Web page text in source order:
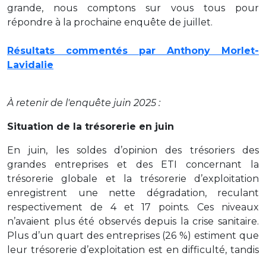
grande, nous comptons sur vous tous pour
répondre à la prochaine enquête de juillet.
Résultats commentés par Anthony Morlet-
Lavidalie
À retenir de l'enquête juin 2025 :
Situation de la trésorerie en juin
En juin, les soldes d’opinion des trésoriers des
grandes entreprises et des ETI concernant la
trésorerie globale et la trésorerie d’exploitation
enregistrent une nette dégradation, reculant
respectivement de 4 et 17 points. Ces niveaux
n’avaient plus été observés depuis la crise sanitaire.
Plus d’un quart des entreprises (26 %) estiment que
leur trésorerie d’exploitation est en difficulté, tandis